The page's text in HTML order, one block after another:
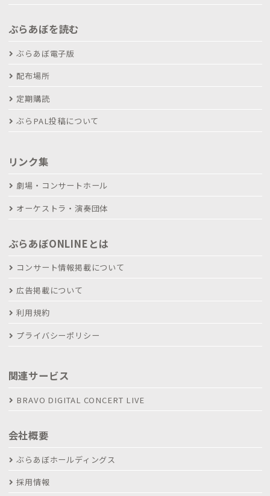
ぶらあぼを読む
ぶらあぼ電子版
配布場所
定期購読
ぶらPAL投稿について
リンク集
劇場・コンサートホール
オーケストラ・演奏団体
ぶらあぼONLINEとは
コンサート情報掲載について
広告掲載について
利用規約
プライバシーポリシー
関連サービス
BRAVO DIGITAL CONCERT LIVE
会社概要
ぶらあぼホールディングス
採用情報